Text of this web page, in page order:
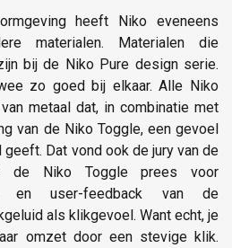
heeft Niko eveneens
materialen. Materialen die
bij de Niko Pure design serie.
zo goed bij elkaar. Alle Niko
metaal dat, in combinatie met
van de Niko Toggle, een gevoel
Dat vond ook de jury van de
Niko Toggle prees voor
en user-feedback van de
als klikgevoel. Want echt, je
omzet door een stevige klik.